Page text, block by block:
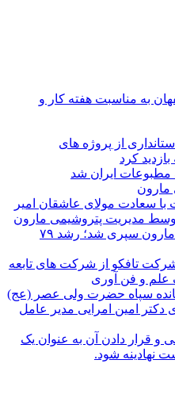
به مناسبت هفته کار و
از پروژه های
کرد
مطبوعات ایران شد
مارون
ولادت با سعادت مولای عاشقان امیر
مدیریت پتروشیمی مارون
تیرماه، درخشان پتروشیمی مارون سپری شد؛ رشد ۷۹
شرکت تافکو از شرکت های تابعه
علم و فن آوری
سپاه حضرت ولی عصر (عج)
دکتر امین امرایی مدیر عامل
و قرار دادن آن به عنوان یک
نهادینه شود.